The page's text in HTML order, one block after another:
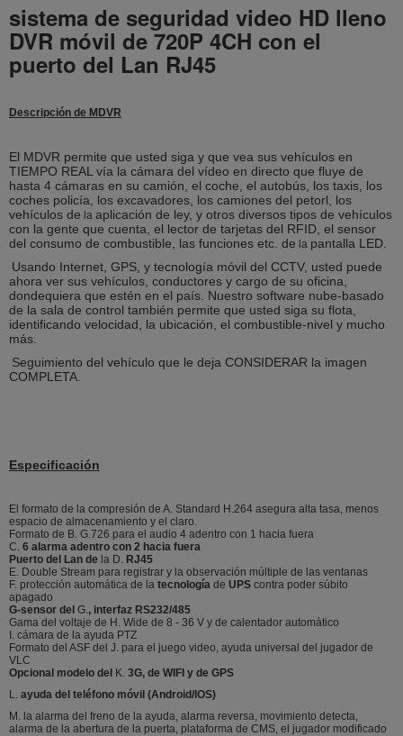
sistema de seguridad video HD lleno
DVR móvil de 720P 4CH con el
puerto del Lan RJ45
Descripción de MDVR
El MDVR permite que usted siga y que vea sus vehículos en
TIEMPO REAL vía la cámara del vídeo en directo que fluye de
hasta 4 cámaras en su camión, el coche, el autobús, los taxis, los
coches policía, los excavadores, los camiones del petorl, los
vehículos de la aplicación de ley, y otros diversos tipos de vehículos
con la gente que cuenta, el lector de tarjetas del RFID, el sensor
del consumo de combustible, las funciones etc. de la pantalla LED.
Usando Internet, GPS, y tecnología móvil del CCTV, usted puede
ahora ver sus vehículos, conductores y cargo de su oficina,
dondequiera que estén en el país. Nuestro software nube-basado
de la sala de control también permite que usted siga su flota,
identificando velocidad, la ubicación, el combustible-nivel y mucho
más.
Seguimiento del vehículo que le deja CONSIDERAR la imagen
COMPLETA.
Especificación
El formato de la compresión de A. Standard H.264 asegura alta tasa, menos
espacio de almacenamiento y el claro.
Formato de B. G.726 para el audio 4 adentro con 1 hacia fuera
C. 6 alarma adentro con 2 hacia fuera
Puerto del Lan de la D. RJ45
E. Double Stream para registrar y la observación múltiple de las ventanas
F. protección automática de la tecnología de UPS contra poder súbito
apagado
G-sensor del G., interfaz RS232/485
Gama del voltaje de H. Wide de 8 - 36 V y de calentador automático
I. cámara de la ayuda PTZ
Formato del ASF del J. para el juego video, ayuda universal del jugador de
VLC
Opcional modelo del K. 3G, de WIFI y de GPS
L. ayuda del teléfono móvil (Android/IOS)
M. la alarma del freno de la ayuda, alarma reversa, movimiento detecta,
alarma de la abertura de la puerta, plataforma de CMS, el jugador modificado